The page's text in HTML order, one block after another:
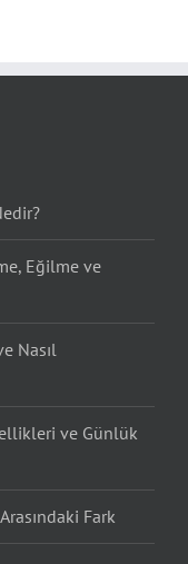
Eğilme ve
Nasıl
ve Günlük
Fark